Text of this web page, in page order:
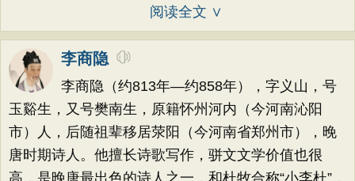
阅读全文 ∨
李商隐
李商隐（约813年—约858年），字义山，号
玉谿生，又号樊南生，原籍怀州河内（今河南沁阳
市）人，后随祖辈移居荥阳（今河南省郑州市），晚
唐时期诗人。他擅长诗歌写作，骈文文学价值也很
高，是晚唐最出色的诗人之一，和杜牧合称“小李杜”，